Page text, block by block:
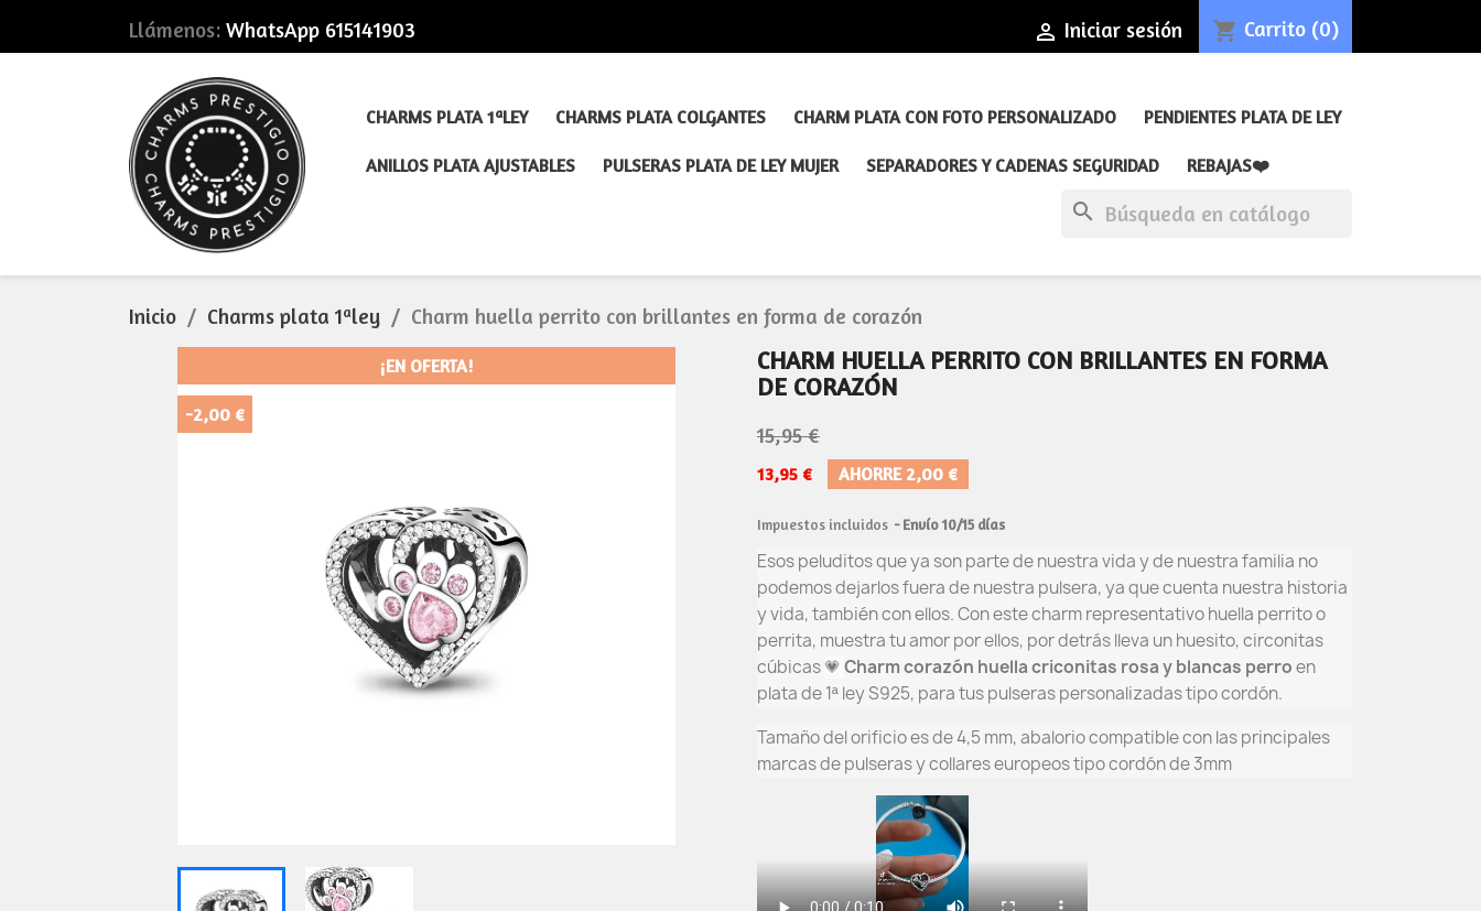
Llámenos: WhatsApp 615141903  Iniciar sesión shopping_cart Carrito (0)
CHARMS PLATA 1ªLEY CHARMS PLATA COLGANTES CHARM PLATA CON FOTO PERSONALIZADO PENDIENTES PLATA DE LEY
ANILLOS PLATA AJUSTABLES PULSERAS PLATA DE LEY MUJER SEPARADORES Y CADENAS SEGURIDAD REBAJAS❤️
search
Inicio Charms plata 1ªley Charm huella perrito con brillantes en forma de corazón
¡EN OFERTA!
-2,00 €
CHARM HUELLA PERRITO CON BRILLANTES EN FORMA
DE CORAZÓN
15,95 €
13,95 € AHORRE 2,00 €
Impuestos incluidos Envío 10/15 días
Esos peluditos que ya son parte de nuestra vida y de nuestra familia no
podemos dejarlos fuera de nuestra pulsera, ya que cuenta nuestra historia
y vida, también con ellos. Con este charm representativo huella perrito o
perrita, muestra tu amor por ellos, por detrás lleva un huesito, circonitas
cúbicas💗 Charm corazón huella criconitas rosa y blancas perroen
plata de 1ª ley S925, para tus pulseras personalizadas tipo cordón.
Tamaño del orificio es de 4,5 mm, abalorio compatible con las principales
marcas de pulseras y collares europeos tipo cordón de 3mm